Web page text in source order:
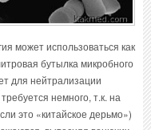
может использоваться как
бутылка микробного
для нейтрализации
немного, т.к. на
это «китайское дерьмо»)